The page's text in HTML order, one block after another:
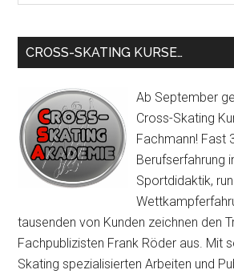
CROSS-SKATING KURSE…
Ab September
Cross-Skating
Fachmann! Fast
Berufserfahrung
Sportdidaktik,
tausenden von Kunden zeichnen den
Fachpublizisten Frank Röder aus. Mit
Skating spezialisierten Arbeiten und